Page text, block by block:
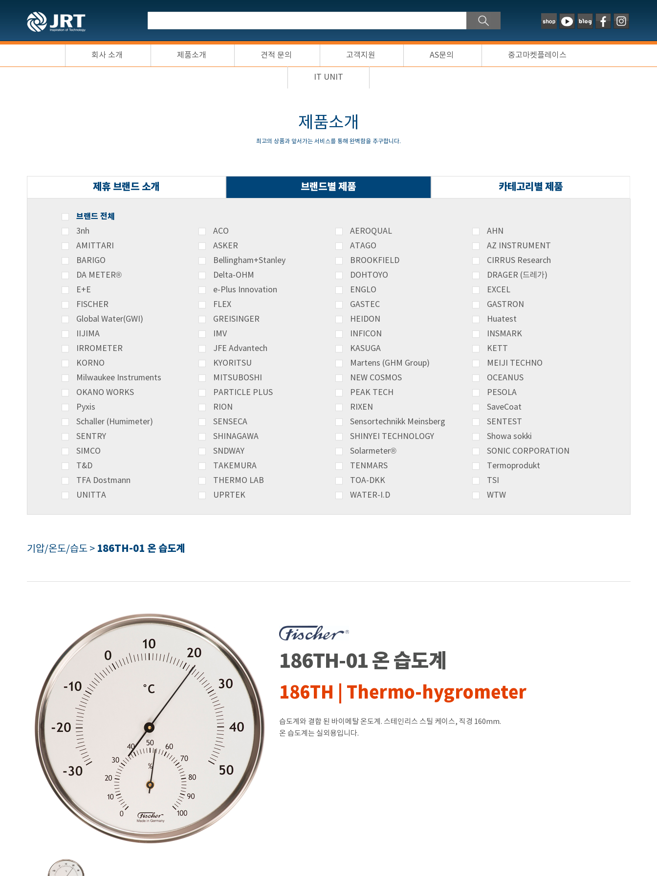
회사 소개 제품소개 견적 문의 고객지원 AS문의 중고마켓플레이스
IT UNIT
제품소개
최고의 상품과 앞서가는 서비스를 통해 완벽함을 추구합니다.
제휴 브랜드 소개 브랜드별 제품 카테고리별 제품
브랜드 전체
3nh ACO AEROQUAL
AHN
AMITTARI
ASKER ATAGO
AZ INSTRUMENT
BARIGO
Bellingham+Stanley BROOKFIELD
CIRRUS Research
DA METER®
Delta-OHM DOHTOYO
DRAGER (드레가)
E+E
e-Plus Innovation ENGLO
EXCEL
FISCHER
FLEX GASTEC
GASTRON
Global Water(GWI)
GREISINGER HEIDON
Huatest
IIJIMA
IMV INFICON
INSMARK
IRROMETER
JFE Advantech KASUGA
KETT
KORNO
KYORITSU Martens (GHM Group)
MEIJI TECHNO
Milwaukee Instruments
MITSUBOSHI NEW COSMOS
OCEANUS
OKANO WORKS
PARTICLE PLUS PEAK TECH
PESOLA
Pyxis
RION RIXEN
SaveCoat
Schaller (Humimeter)
SENSECA Sensortechnikk Meinsberg
SENTEST
SENTRY
SHINAGAWA SHINYEI TECHNOLOGY
Showa sokki
SIMCO
SNDWAY Solarmeter®
SONIC CORPORATION
T&D
TAKEMURA TENMARS
Termoprodukt
TFA Dostmann
THERMO LAB TOA-DKK
TSI
UNITTA
UPRTEK WATER-I.D WTW
기압/온도/습도 > 186TH-01 온 습도계
186TH-01 온 습도계
186TH | Thermo-hygrometer
습도계와 결합 된 바이메탈 온도계. 스테인리스 스틸 케이스, 직경 160mm.
온 습도계는 실외용입니다.